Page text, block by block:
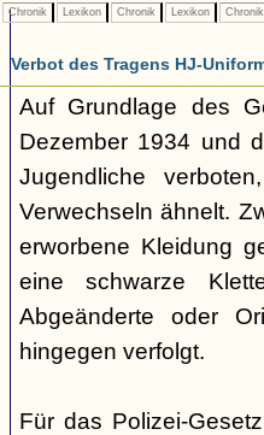
Chronik Lexikon Chronik Lexikon Chronik
Verbot des Tragens HJ-
Auf Grundlage des
Dezember 1934 und
Jugendliche
Verwechseln ähnelt.
erworbene Kleidung
eine schwarze
Abgeänderte oder
hingegen verfolgt.
Für das Polizei-